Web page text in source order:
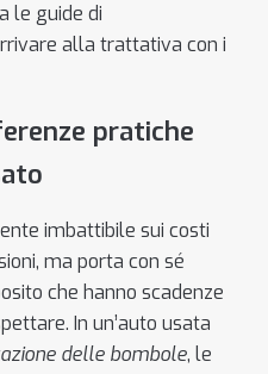
le guide di
alla trattativa con i
pratiche
imbattibile sui costi
ma porta con sé
che hanno scadenze
In un’auto usata
delle bombole, le